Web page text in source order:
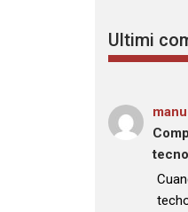
Ultimi
: “